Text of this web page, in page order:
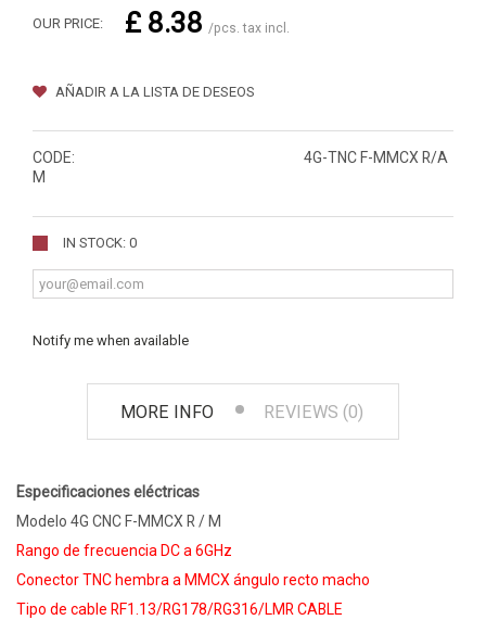
OUR PRICE: £ 8.38 /pcs. tax incl.
AÑADIR A LA LISTA DE DESEOS
CODE:
4G-TNC F-MMCX R/A
M
IN STOCK: 0
Notify me when available
MORE INFO REVIEWS (0)
Especificaciones eléctricas
Modelo 4G CNC F-MMCX R / M
Rango de frecuencia DC a 6GHz
Conector TNC hembra a MMCX ángulo recto macho
Tipo de cable RF1.13/RG178/RG316/LMR CABLE